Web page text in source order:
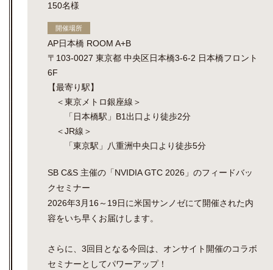
150名様
開催場所
AP日本橋 ROOM A+B
〒103-0027 東京都 中央区日本橋3-6-2 日本橋フロント
6F
【最寄り駅】
＜東京メトロ銀座線＞
「日本橋駅」B1出口より徒歩2分
＜JR線＞
「東京駅」八重洲中央口より徒歩5分
SB C&S 主催の「NVIDIA GTC 2026」のフィードバッ
クセミナー
2026年3月16～19日に米国サンノゼにて開催された内
容をいち早くお届けします。
さらに、3回目となる今回は、オンサイト開催のコラボ
セミナーとしてパワーアップ！